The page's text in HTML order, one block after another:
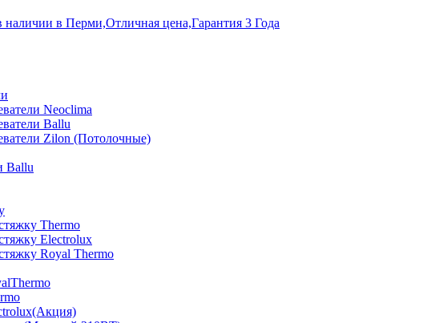
в Перми,Отличная цена,Гарантия 3 Года
Neoclima
Ballu
Zilon (Потолочные)
Ballu
Thermo
Electrolux
Royal Thermo